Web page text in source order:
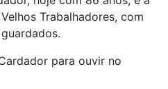
Trabalhadores, com
para ouvir no